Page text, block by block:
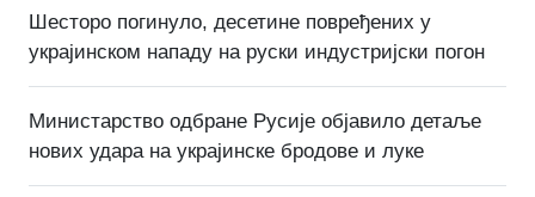
Шесторо погинуло, десетине повређених у
украјинском нападу на руски индустријски погон
Министарство одбране Русије објавило детаље
нових удара на украјинске бродове и луке